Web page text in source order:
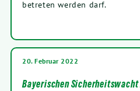
betreten werden darf.
20. Februar 2022
Bayerischen